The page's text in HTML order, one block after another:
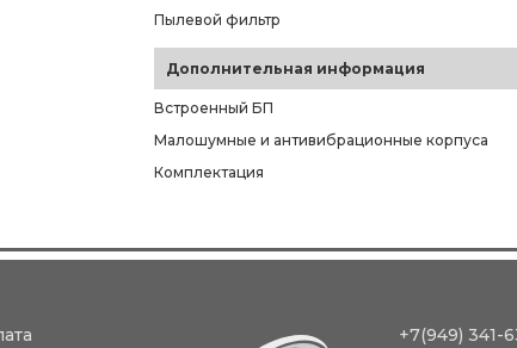
Пылевой фильтр
Дополнительная информация
Встроенный БП
Малошумные и антивибрационные корпуса
Комплектация
+7(949) 341-